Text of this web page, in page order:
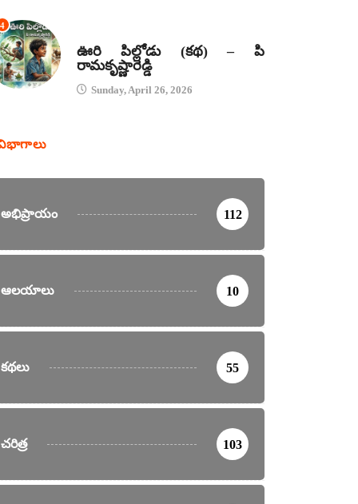
4
ఊరి పిల్లోడు (కథ) – పి
రామకృష్ణారెడ్డి
Sunday, April 26, 2026
అభిప్రాయం 112
ఆలయాలు 10
కథలు 55
చరిత్ర 103